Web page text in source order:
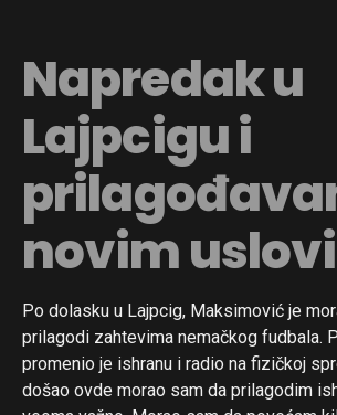
Napredak u
Lajpcigu i
novim
Po dolasku u Lajpcig, Maksimović je
prilagodi zahtevima nemačkog fudbala.
promenio je ishranu i radio na fizičkoj
došao ovde morao sam da prilagodim